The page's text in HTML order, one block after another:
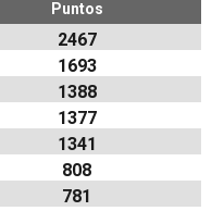
Puntos
2467
1693
1388
1377
1341
808
781